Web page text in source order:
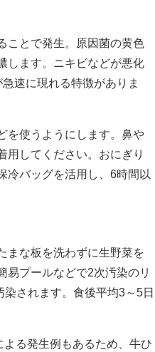
ことで発生。原因菌の黄色
します。ニキビなどが悪化
速に現れる特徴がありま
を使うようにします。鼻や
用してください。おにぎり
冷バッグを活用し、6時間以
まな板を洗わずに生野菜を
易プールなどで2次汚染のリ
されます。食後平均3～5日
る発生例もあるため、牛ひ